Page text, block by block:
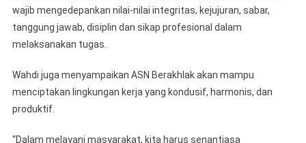
wajib mengedepankan nilai-nilai integritas, kejujuran, sabar,
tanggung jawab, disiplin dan sikap profesional dalam
melaksanakan tugas.
Wahdi juga menyampaikan ASN Berakhlak akan mampu
menciptakan lingkungan kerja yang kondusif, harmonis, dan
produktif.
“Dalam melayani masyarakat, kita harus senantiasa